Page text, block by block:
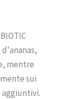
mentre
sui